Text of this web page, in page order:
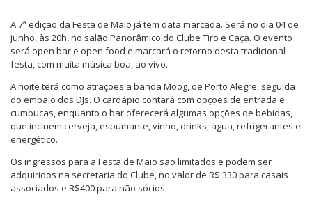
A 7ª edição da Festa de Maio já tem data marcada. Será no dia 04 de
junho, às 20h, no salão Panorâmico do Clube Tiro e Caça. O evento
será open bar e open food e marcará o retorno desta tradicional
festa, com muita música boa, ao vivo.
A noite terá como atrações a banda Moog, de Porto Alegre, seguida
do embalo dos DJs. O cardápio contará com opções de entrada e
cumbucas, enquanto o bar oferecerá algumas opções de bebidas,
que incluem cerveja, espumante, vinho, drinks, água, refrigerantes e
energético.
Os ingressos para a Festa de Maio são limitados e podem ser
adquiridos na secretaria do Clube, no valor de R$ 330 para casais
associados e R$400 para não sócios.